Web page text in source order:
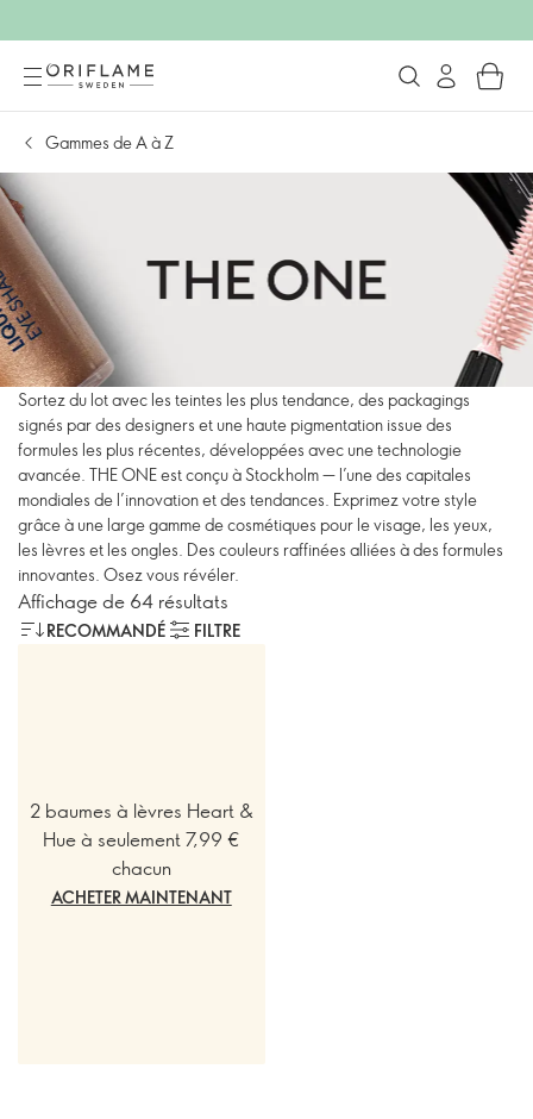
Gammes de A à Z
Sortez du lot avec les teintes les plus tendance, des packagings
signés par des designers et une haute pigmentation issue des
formules les plus récentes, développées avec une technologie
avancée. THE ONE est conçu à Stockholm — l’une des capitales
mondiales de l’innovation et des tendances. Exprimez votre style
grâce à une large gamme de cosmétiques pour le visage, les yeux,
les lèvres et les ongles. Des couleurs raffinées alliées à des formules
innovantes. Osez vous révéler.
Affichage de 64 résultats
RECOMMANDÉ FILTRE
2 baumes à lèvres Heart &
Hue à seulement 7,99 €
chacun
ACHETER MAINTENANT